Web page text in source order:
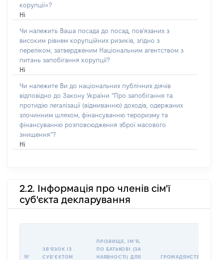
корупції»?
Ні
Чи належить Ваша посада до посад, пов'язаних з
високим рівнем корупційних ризиків, згідно з
переліком, затвердженим Національним агентством з
питань запобігання корупції?
Ні
Чи належите Ви до національних публічних діячів
відповідно до Закону України “Про запобігання та
протидію легалізації (відмиванню) доходів, одержаних
злочинним шляхом, фінансуванню тероризму та
фінансуванню розповсюдження зброї масового
знищення”?
Ні
2.2. Інформація про членів сім'ї
суб'єкта декларування
№
ЗВʼЯЗОК ІЗ
СУБʼЄКТОМ
ПРІЗВИЩЕ, ІМʼЯ,
ПО БАТЬКОВІ (ЗА
НАЯВНОСТІ) ДЛЯ
ГРОМАДЯНСТВО